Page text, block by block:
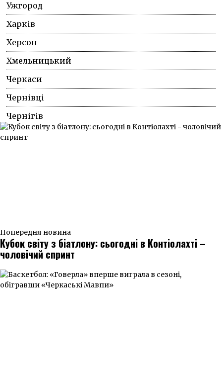
Ужгород
Харків
Херсон
Хмельницький
Черкаси
Чернівці
Чернігів
Попередня новина
Кубок світу з біатлону: сьогодні в Контіолахті –
чоловічий спринт